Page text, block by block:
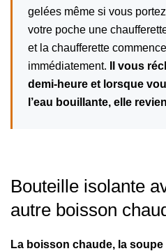
gelées même si vous
votre poche une
et la chaufferette
immédiatement.
Il vous
demi-heure et lorsque
l’eau bouillante, elle
Bouteille isolante
autre boisson
La boisson chaude, la